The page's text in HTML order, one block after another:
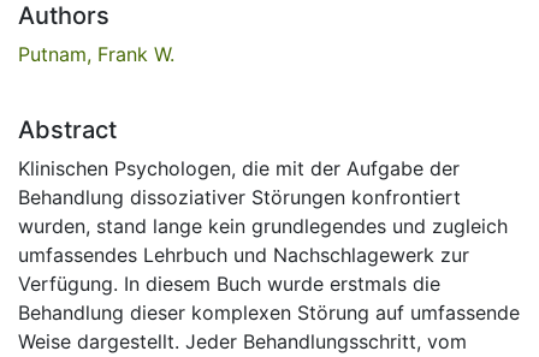
Authors
Putnam, Frank W.
Abstract
Klinischen Psychologen, die mit der Aufgabe der
Behandlung dissoziativer Störungen konfrontiert
wurden, stand lange kein grundlegendes und zugleich
umfassendes Lehrbuch und Nachschlagewerk zur
Verfügung. In diesem Buch wurde erstmals die
Behandlung dieser komplexen Störung auf umfassende
Weise dargestellt. Jeder Behandlungsschritt, vom